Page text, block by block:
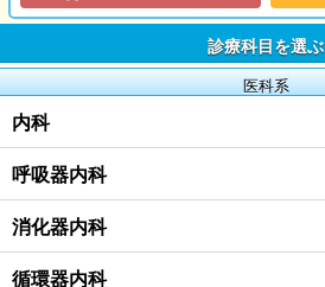
診療科目を選ぶ
医科系
内科
呼吸器内科
消化器内科
循環器内科